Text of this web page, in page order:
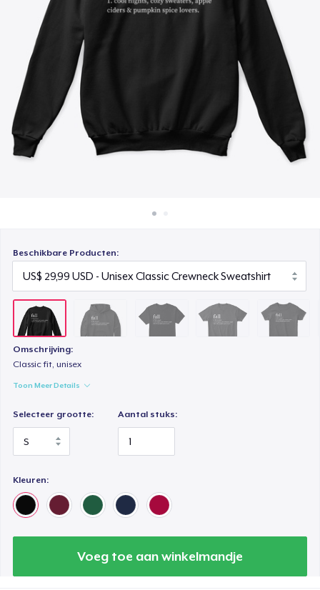
Beschikbare Producten:
Omschrijving:
Classic fit, unisex
Toon Meer Details
Selecteer grootte: Aantal stuks:
Kleuren:
Voeg toe aan winkelmandje
Classic Crew Neck T-Shirt
Comfort Tee
US$ 21,99
Women's Classic Tee
US$ 19,99